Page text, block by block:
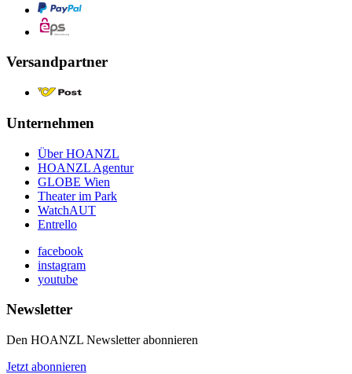
Versandpartner
Unternehmen
Über HOANZL
HOANZL Agentur
GLOBE Wien
Theater im Park
WatchAUT
Entrello
facebook
instagram
youtube
Newsletter
Den HOANZL Newsletter abonnieren
Jetzt abonnieren